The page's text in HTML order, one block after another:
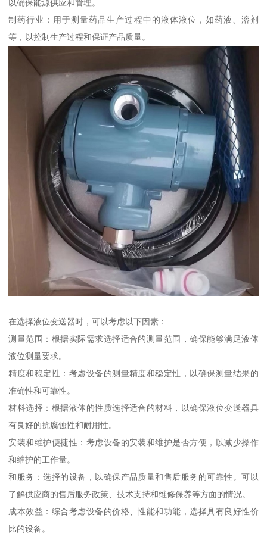
以确保能源供应和管理。
制药行业：用于测量药品生产过程中的液体液位，如药液、溶剂
等，以控制生产过程和保证产品质量。
在选择液位变送器时，可以考虑以下因素：
测量范围：根据实际需求选择适合的测量范围，确保能够满足液体
液位测量要求。
精度和稳定性：考虑设备的测量精度和稳定性，以确保测量结果的
准确性和可靠性。
材料选择：根据液体的性质选择适合的材料，以确保液位变送器具
有良好的抗腐蚀性和耐用性。
安装和维护便捷性：考虑设备的安装和维护是否方便，以减少操作
和维护的工作量。
和服务：选择的设备，以确保产品质量和售后服务的可靠性。可以
了解供应商的售后服务政策、技术支持和维修保养等方面的情况。
成本效益：综合考虑设备的价格、性能和功能，选择具有良好性价
比的设备。